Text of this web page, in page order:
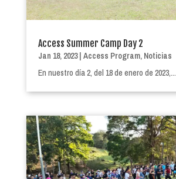
Access Summer Camp Day 2
Jan 18, 2023| Access Program, Noticias
En nuestro día 2, del 18 de enero de 2023,...